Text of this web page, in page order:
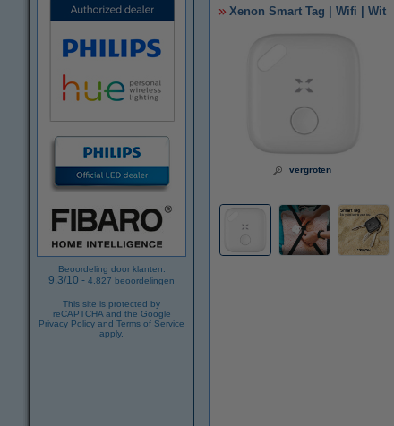
Beoordeling door klanten:
9.3/10 - 4.827 beoordelingen
This site is protected by
reCAPTCHA and the Google
Privacy Policy and Terms of Service
apply.
Xenon Smart Tag | Wifi | Wit
vergroten